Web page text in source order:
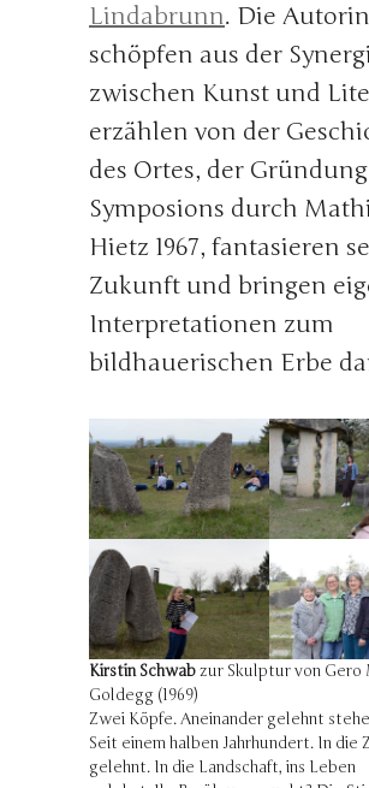
Lindabrunn. Die
schöpfen aus der
zwischen Kunst und
erzählen von der
des Ortes, der
Symposions durch
Hietz 1967, fantasieren
Zukunft und bringen
Interpretationen zum
bildhauerischen Erbe
Kirstin Schwabzur Skulptur von Gero
Goldegg (1969)
Zwei Köpfe. Aneinander gelehnt
Seit einem halben Jahrhundert. In die
gelehnt. In die Landschaft, ins Leben